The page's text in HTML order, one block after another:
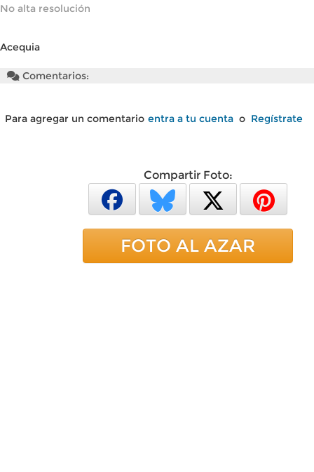
No alta resolución
Acequia
Comentarios:
Para agregar un comentario entra a tu cuenta o Regístrate
Compartir Foto:
FOTO AL AZAR